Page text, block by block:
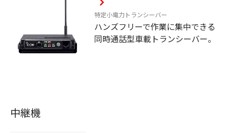
特定小電力トランシーバー
ハンズフリーで作業に集中できる
同時通話型車載トランシーバー。
中継機